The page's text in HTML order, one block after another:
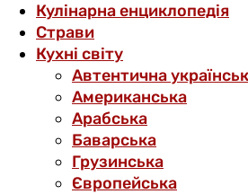
Кулінарна енциклопедія
Страви
Кухні світу
Автентична
Американська
Арабська
Баварська
Грузинська
Європейська